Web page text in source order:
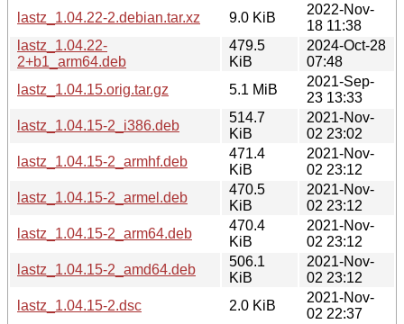
lastz_1.04.22-2.debian.tar.xz
9.0 KiB
2022-Nov-
18 11:38
lastz_1.04.22-
2+b1_arm64.deb
479.5
KiB
2024-Oct-28
07:48
lastz_1.04.15.orig.tar.gz
5.1 MiB
2021-Sep-
23 13:33
lastz_1.04.15-2_i386.deb
514.7
KiB
2021-Nov-
02 23:02
lastz_1.04.15-2_armhf.deb
471.4
KiB
2021-Nov-
02 23:12
lastz_1.04.15-2_armel.deb
470.5
KiB
2021-Nov-
02 23:12
lastz_1.04.15-2_arm64.deb
470.4
KiB
2021-Nov-
02 23:12
lastz_1.04.15-2_amd64.deb
506.1
KiB
2021-Nov-
02 23:12
lastz_1.04.15-2.dsc
2.0 KiB
2021-Nov-
02 22:37